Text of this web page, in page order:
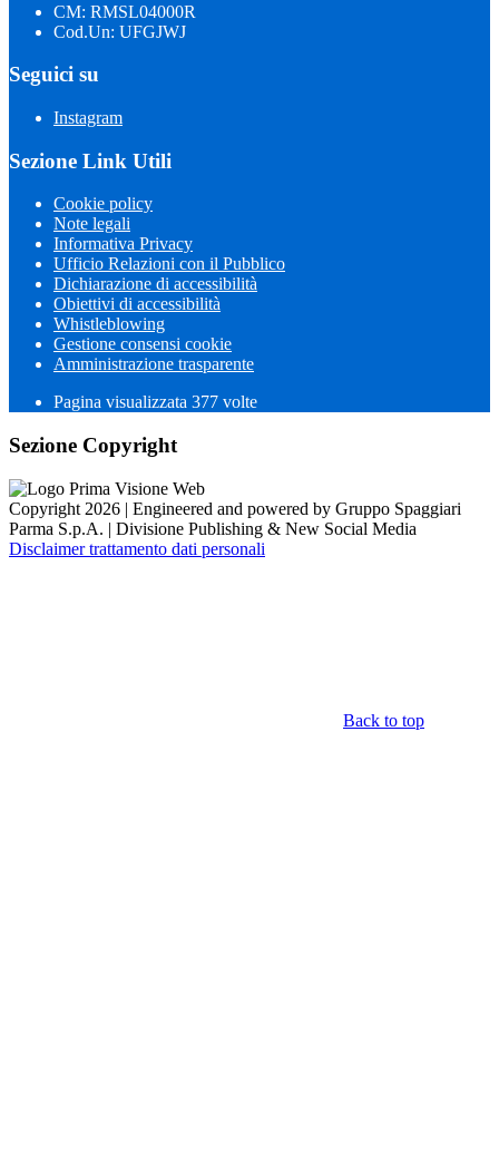
CM: RMSL04000R
Cod.Un: UFGJWJ
Seguici su
Instagram
Sezione Link Utili
Cookie policy
Note legali
Informativa Privacy
Ufficio Relazioni con il Pubblico
Dichiarazione di accessibilità
Obiettivi di accessibilità
Whistleblowing
Gestione consensi cookie
Amministrazione trasparente
Pagina visualizzata 377 volte
Sezione Copyright
Copyright 2026 | Engineered and powered by Gruppo Spaggiari
Parma S.p.A. | Divisione Publishing & New Social Media
Disclaimer trattamento dati personali
Back to top